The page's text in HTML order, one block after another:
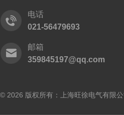
电话
021-56479693
邮箱
359845197@qq.com
© 2026 版权所有：上海旺徐电气有限